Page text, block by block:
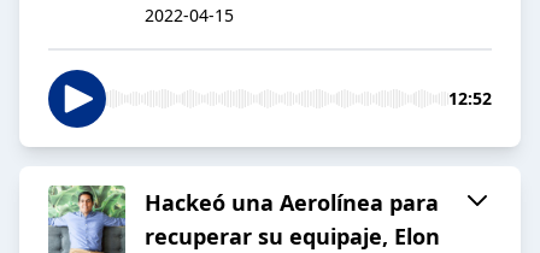
2022-04-15
12:52
Hackeó una Aerolínea para
recuperar su equipaje, Elon